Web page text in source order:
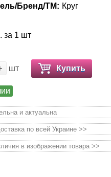
Бренд/ТМ: Круг
за 1 шт
шт Купить
и актуальна
по всей Украине >>
в изображении товара >>